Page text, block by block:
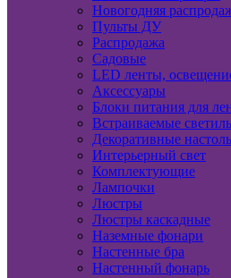
Новогодняя
Пульты ДУ
Распродажа
Садовые
LED ленты,
Аксессуары
Блоки питания для
Встраиваемые
Декоративные
Интерьерный свет
Комплектующие
Лампочки
Люстры
Люстры каскадные
Наземные фонари
Настенные бра
Настенный фонарь